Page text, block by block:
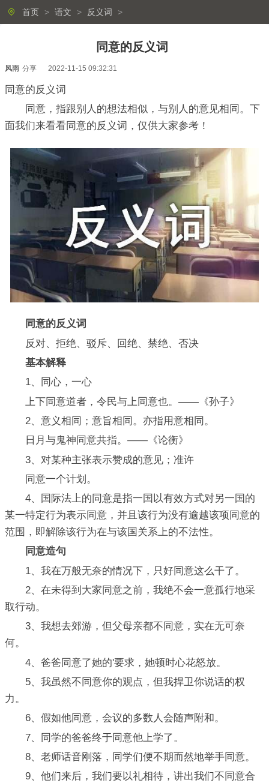
首页 > 语文 > 反义词 >
同意的反义词
风雨 分享 2022-11-15 09:32:31
同意的反义词
同意，指跟别人的想法相似，与别人的意见相同。下
面我们来看看同意的反义词，仅供大家参考！
同意的反义词
反对、拒绝、驳斥、回绝、禁绝、否决
基本解释
1、同心，一心
上下同意道者，令民与上同意也。——《孙子》
2、意义相同；意旨相同。亦指用意相同。
日月与鬼神同意共指。——《论衡》
3、对某种主张表示赞成的意见；准许
同意一个计划。
4、国际法上的同意是指一国以有效方式对另一国的
某一特定行为表示同意，并且该行为没有逾越该项同意的
范围，即解除该行为在与该国关系上的不法性。
同意造句
1、我在万般无奈的情况下，只好同意这么干了。
2、在未得到大家同意之前，我绝不会一意孤行地采
取行动。
3、我想去郊游，但父母亲都不同意，实在无可奈
何。
4、爸爸同意了她的'要求，她顿时心花怒放。
5、我虽然不同意你的观点，但我捍卫你说话的权
力。
6、假如他同意，会议的多数人会随声附和。
7、同学的爸爸终于同意他上学了。
8、老师话音刚落，同学们便不期而然地举手同意。
9、他们来后，我们要以礼相待，讲出我们不同意合